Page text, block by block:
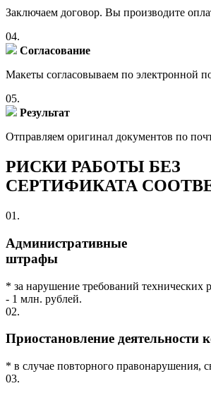
Заключаем договор. Вы производите
04.
Согласование
Макеты согласовываем по электронной
05.
Результат
Отправляем оригинал документов по
РИСКИ РАБОТЫ БЕЗ
СЕРТИФИКАТА
01.
Административные
штрафы
* за нарушение требований технических
- 1 млн. рублей.
02.
Приостановление деятельности
* в случае повторного правонарушения,
03.